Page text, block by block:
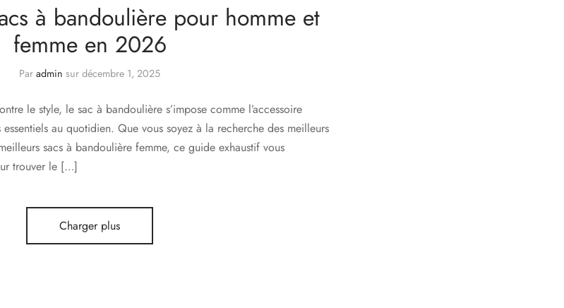
à bandoulière pour homme et
femme en 2026
Par admin sur décembre 1, 2025
le style, le sac à bandoulière s’impose comme l’accessoire
au quotidien. Que vous soyez à la recherche des meilleurs
sacs à bandoulière femme, ce guide exhaustif vous
trouver le […]
Charger plus